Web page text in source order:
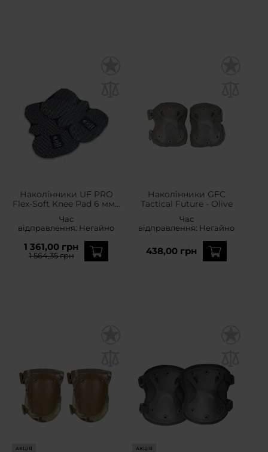
Наколінники UF PRO
Flex-Soft Knee Pad 6 мм -
Час
відправлення: Негайно
1 361,00 грн
1 564,35 грн
Наколінники GFC
Tactical Future - Olive
Час
відправлення: Негайно
438,00 грн
АКЦІЯ АКЦІЯ